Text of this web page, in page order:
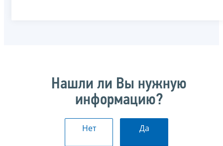
Нашли ли Вы нужную
информацию?
Нет Да